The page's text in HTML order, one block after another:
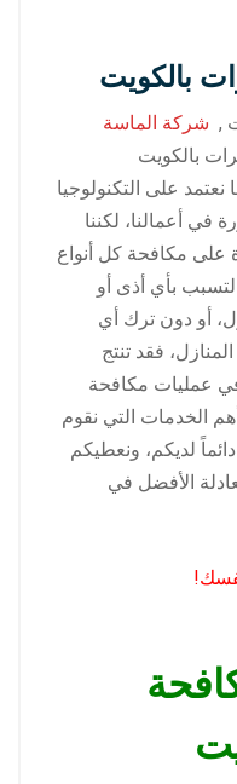
بالكويت
, شركة الماسة
بالكويت
على التكنولوجيا
في أعمالنا، لكننا
على مكافحة كل أنواع
بأي أذى أو
أو دون ترك أي
فقد تنتج
في عمليات مكافحة
الخدمات التي نقوم
لديكم، ونعطيكم
الأفضل في